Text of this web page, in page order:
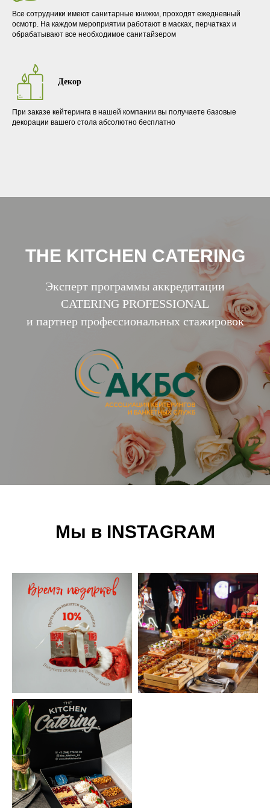
Все сотрудники имеют санитарные книжки, проходят ежедневный
осмотр. На каждом мероприятии работают в масках, перчатках и
обрабатывают все необходимое санитайзером
Декор
При заказе кейтеринга в нашей компании вы получаете базовые
декорации вашего стола абсолютно бесплатно
THE KITCHEN CATERING
Эксперт программы аккредитации
CATERING PROFESSIONAL
и партнер профессиональных стажировок
Мы в INSTAGRAM